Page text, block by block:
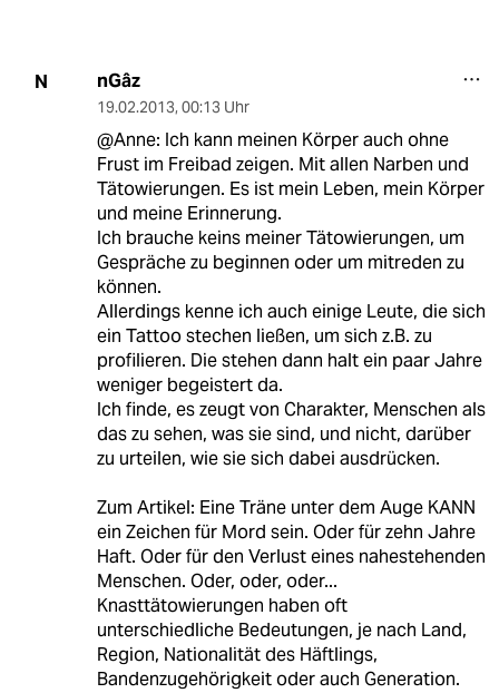
N nGâz
19.02.2013, 00:13 Uhr
@Anne: Ich kann meinen Körper auch ohne
Frust im Freibad zeigen. Mit allen Narben und
Tätowierungen. Es ist mein Leben, mein Körper
und meine Erinnerung.
Ich brauche keins meiner Tätowierungen, um
Gespräche zu beginnen oder um mitreden zu
können.
Allerdings kenne ich auch einige Leute, die sich
ein Tattoo stechen ließen, um sich z.B. zu
profilieren. Die stehen dann halt ein paar Jahre
weniger begeistert da.
Ich finde, es zeugt von Charakter, Menschen als
das zu sehen, was sie sind, und nicht, darüber
zu urteilen, wie sie sich dabei ausdrücken.
Zum Artikel: Eine Träne unter dem Auge KANN
ein Zeichen für Mord sein. Oder für zehn Jahre
Haft. Oder für den Verlust eines nahestehenden
Menschen. Oder, oder, oder...
Knasttätowierungen haben oft
unterschiedliche Bedeutungen, je nach Land,
Region, Nationalität des Häftlings,
Bandenzugehörigkeit oder auch Generation.